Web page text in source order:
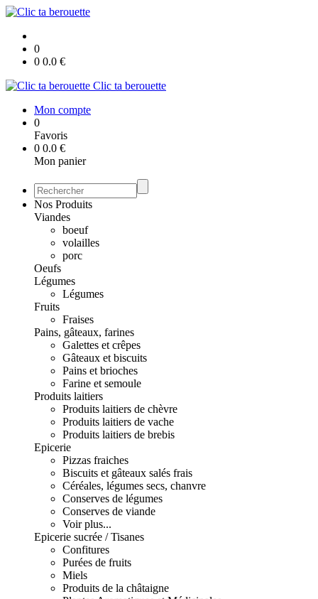
0
0 0.0 €
Clic ta berouette
Mon compte
0
Favoris
0 0.0 €
Mon panier
Nos Produits
Viandes
boeuf
volailles
porc
Oeufs
Légumes
Légumes
Fruits
Fraises
Pains, gâteaux, farines
Galettes et crêpes
Gâteaux et biscuits
Pains et brioches
Farine et semoule
Produits laitiers
Produits laitiers de chèvre
Produits laitiers de vache
Produits laitiers de brebis
Epicerie
Pizzas fraiches
Biscuits et gâteaux salés frais
Céréales, légumes secs, chanvre
Conserves de légumes
Conserves de viande
Voir plus...
Epicerie sucrée / Tisanes
Confitures
Purées de fruits
Miels
Produits de la châtaigne